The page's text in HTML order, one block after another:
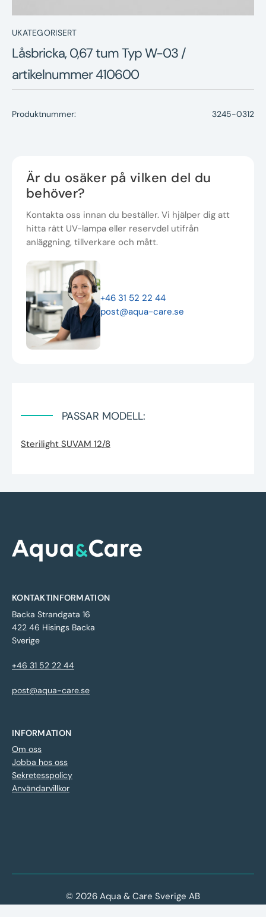
UKATEGORISERT
Låsbricka, 0,67 tum Typ W-03 /
artikelnummer 410600
Produktnummer: 3245-0312
Är du osäker på vilken del du
behöver?
Kontakta oss innan du beställer. Vi hjälper dig att
hitta rätt UV-lampa eller reservdel utifrån
anläggning, tillverkare och mått.
+46 31 52 22 44
post@aqua-care.se
PASSAR MODELL:
Sterilight SUVAM 12/8
KONTAKTINFORMATION
Backa Strandgata 16
422 46 Hisings Backa
Sverige
+46 31 52 22 44
post@aqua-care.se
INFORMATION
Om oss
Jobba hos oss
Sekretesspolicy
Användarvillkor
© 2026 Aqua & Care Sverige AB